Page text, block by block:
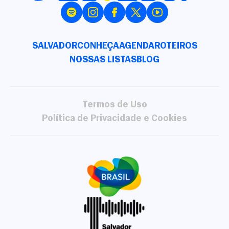
SALVADORCONHEÇAAGENDAROTEIROS
NOSSAS LISTASBLOG
Termos de Uso
Política de Privacidade e Cookies